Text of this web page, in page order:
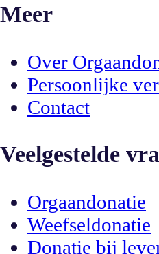
Meer
Over
Persoonlijke
Contact
Veelgestelde
Orgaandonatie
Weefseldonatie
Donatie bij